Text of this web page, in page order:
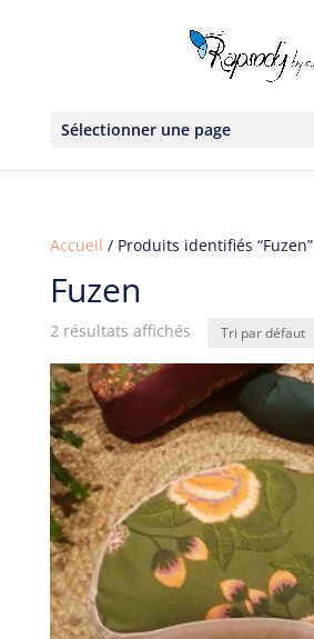
Sélectionner une page
Accueil / Produits identifiés “Fuzen”
Fuzen
2 résultats affichés